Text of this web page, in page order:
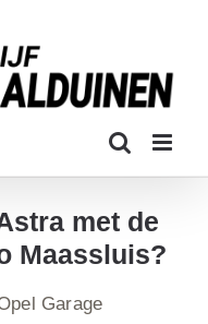
met de
Maassluis?
Garage